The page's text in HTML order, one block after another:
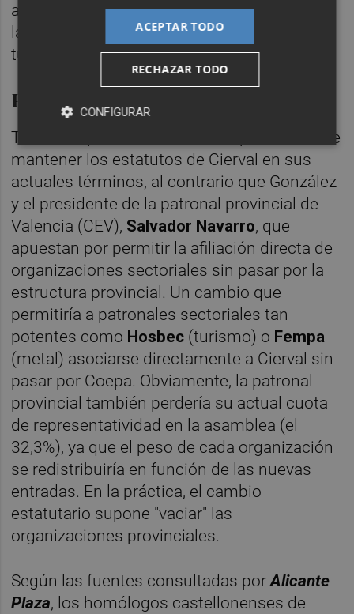
acuerdo con las provinciales o bien celebrar
la asamblea sabiendo de antemano que
tumbarán su propuesta.
Pérdida de representatividad
Tanto Coepa como la CEC son partidarias de
mantener los estatutos de Cierval en sus
actuales términos, al contrario que González
y el presidente de la patronal provincial de
Valencia (CEV), Salvador Navarro, que
apuestan por permitir la afiliación directa de
organizaciones sectoriales sin pasar por la
estructura provincial. Un cambio que
permitiría a patronales sectoriales tan
potentes como Hosbec (turismo) o Fempa
(metal) asociarse directamente a Cierval sin
pasar por Coepa. Obviamente, la patronal
provincial también perdería su actual cuota
de representatividad en la asamblea (el
32,3%), ya que el peso de cada organización
se redistribuiría en función de las nuevas
entradas. En la práctica, el cambio
estatutario supone "vaciar" las
organizaciones provinciales.
Según las fuentes consultadas porAlicante
Plaza, los homólogos castellonenses de
ACEPTAR TODO
RECHAZAR TODO
CONFIGURAR